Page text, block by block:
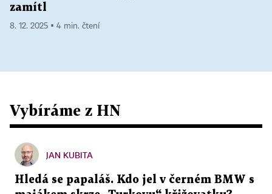
zamítl
8. 12. 2025 ▪ 4 min. čtení
Vybíráme z HN
JAN KUBITA
Hledá se papaláš. Kdo jel v černém BMW s